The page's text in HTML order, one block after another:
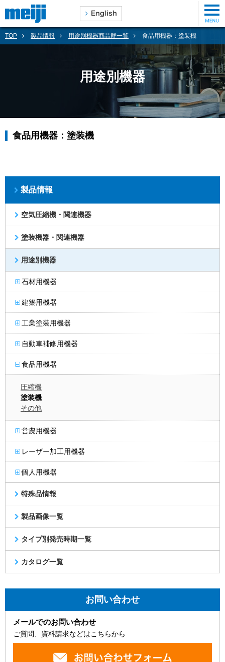
TOP 製品情報 用途別機器商品群一覧 食品用機器：塗装機
用途別機器
食品用機器：塗装機
製品情報
空気圧縮機・関連機器
塗装機器・関連機器
用途別機器
石材用機器
建築用機器
工業塗装用機器
自動車補修用機器
食品用機器
圧縮機
塗装機
その他
営農用機器
レーザー加工用機器
個人用機器
特殊品情報
製品画像一覧
タイプ別発売時期一覧
カタログ一覧
お問い合わせ
メールでのお問い合わせ
ご質問、資料請求などはこちらから